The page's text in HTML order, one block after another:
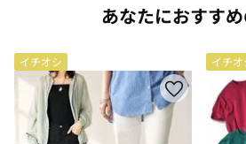
あなたにおすす
イチオシ イチオ